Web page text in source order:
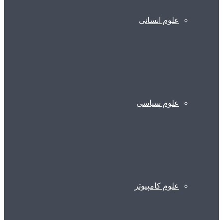
علوم انسانی
علوم سیاسی
علوم کامپیوتر